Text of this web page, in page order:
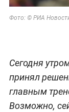
Фото: © РИА
Сегодня
принял
главным
Возможно,